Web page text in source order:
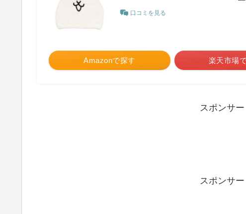
口コミを見る
Amazonで探す 楽天市場
スポンサ
スポンサ